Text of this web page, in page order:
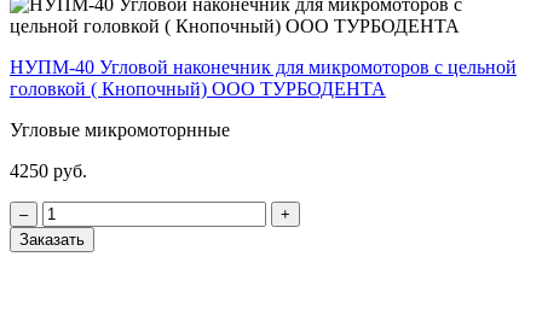
НУПМ-40 Угловой наконечник для микромоторов с цельной
головкой ( Кнопочный) ООО ТУРБОДЕНТА
Угловые микромоторнные
4250 руб.
‒
+
Заказать